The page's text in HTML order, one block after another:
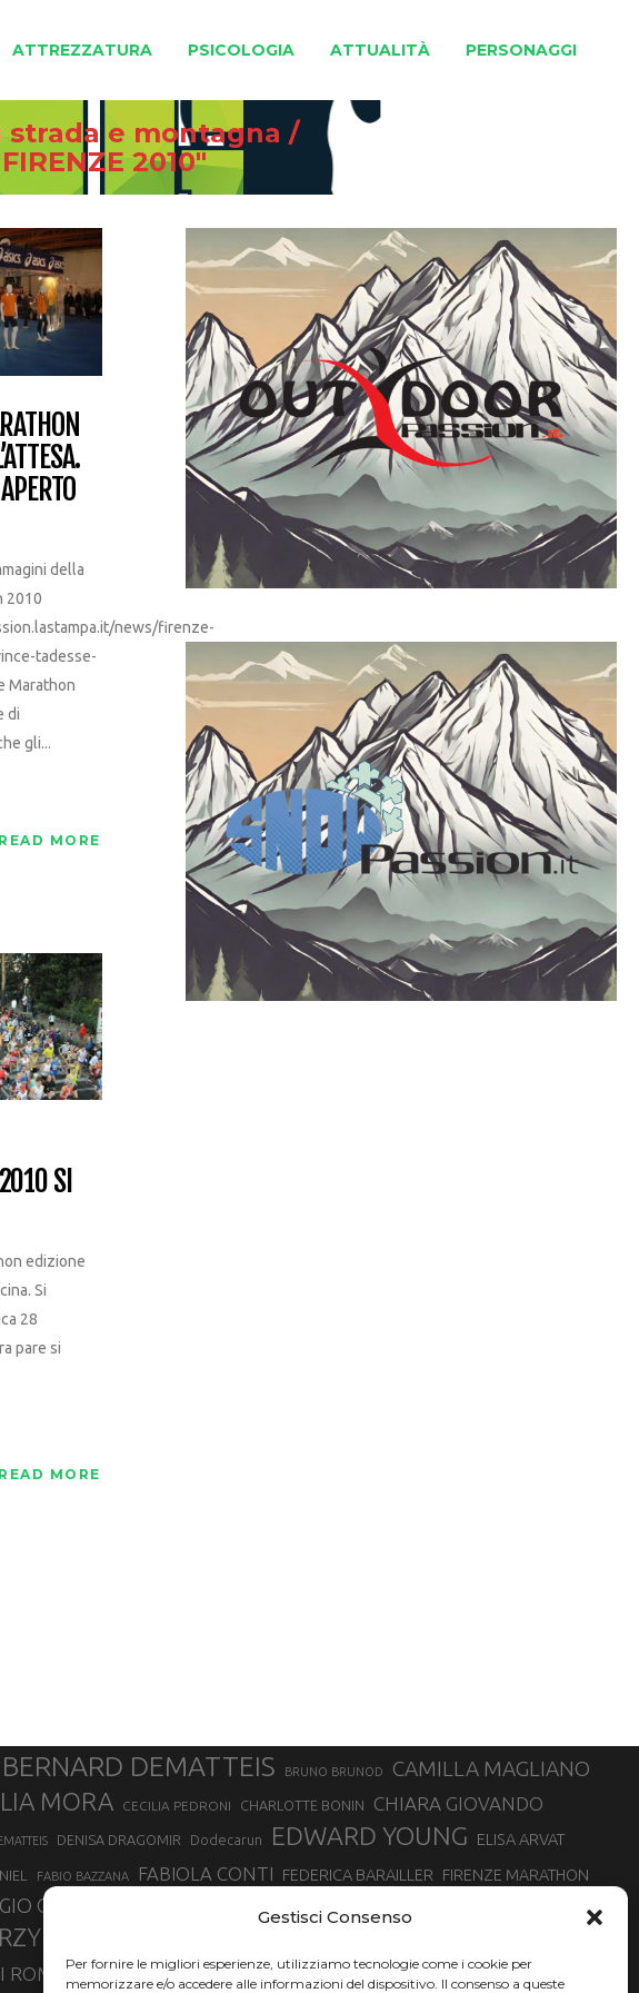
Gestisci Consenso
Per fornire le migliori esperienze, utilizziamo tecnologie come i cookie per
memorizzare e/o accedere alle informazioni del dispositivo. Il consenso a queste
ATTREZZATURA PSICOLOGIA ATTUALITÀ PERSONAGGI
strada e montagna /
2010"
della
2010
news/firenze-
tadesse-
Marathon
di
gli...
READ MORE
SI
edizione
Si
28
pare si
READ MORE
BERNARD DEMATTEIS BRUNO BRUNOD CAMILLA MAGLIANO
MORA CECILIA PEDRONI CHARLOTTE BONIN CHIARA GIOVANDO
DENISA DRAGOMIR Dodecarun EDWARD YOUNG ELISA ARVAT
FABIO BAZZANA FABIOLA CONTI FEDERICA BARAILLER FIRENZE MARATHON
CALCATERRA GIOVANNA EPIS GIULIANO CAVALLO
KUZMINSKA
MARATONA DI TORINO MARATONINA MARCELLA BELLETTI MARCO OLMO